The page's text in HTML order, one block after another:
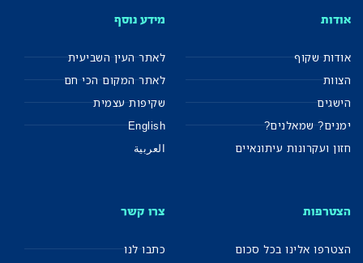
אודות
אודות שקוף
הצוות
הישגים
ימנים? שמאלנים?
חזון ועקרונות עיתונאיים
מידע נוסף
לאתר העין השביעית
לאתר המקום הכי חם
שקיפות עצמית
English
العربية
הצטרפות
הצטרפו אלינו בכל סכום
צרו קשר
כתבו לנו